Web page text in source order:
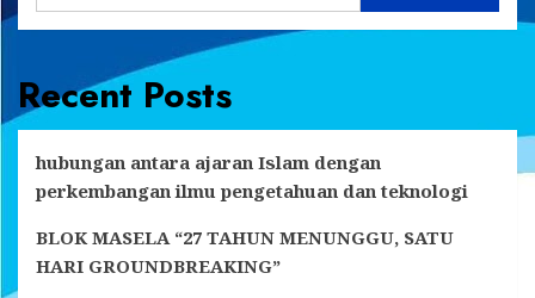
Recent Posts
hubungan antara ajaran Islam dengan
perkembangan ilmu pengetahuan dan teknologi
BLOK MASELA “27 TAHUN MENUNGGU, SATU
HARI GROUNDBREAKING”